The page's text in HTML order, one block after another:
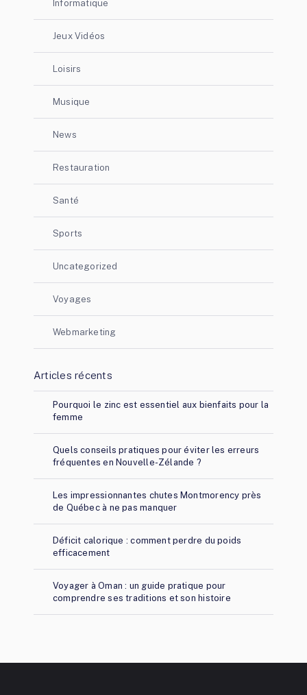
Informatique
Jeux Vidéos
Loisirs
Musique
News
Restauration
Santé
Sports
Uncategorized
Voyages
Webmarketing
Articles récents
Pourquoi le zinc est essentiel aux bienfaits pour la
femme
Quels conseils pratiques pour éviter les erreurs
fréquentes en Nouvelle-Zélande ?
Les impressionnantes chutes Montmorency près
de Québec à ne pas manquer
Déficit calorique : comment perdre du poids
efficacement
Voyager à Oman : un guide pratique pour
comprendre ses traditions et son histoire